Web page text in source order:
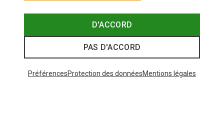
D'ACCORD
PAS D'ACCORD
PréférencesProtection des donnéesMentions légales